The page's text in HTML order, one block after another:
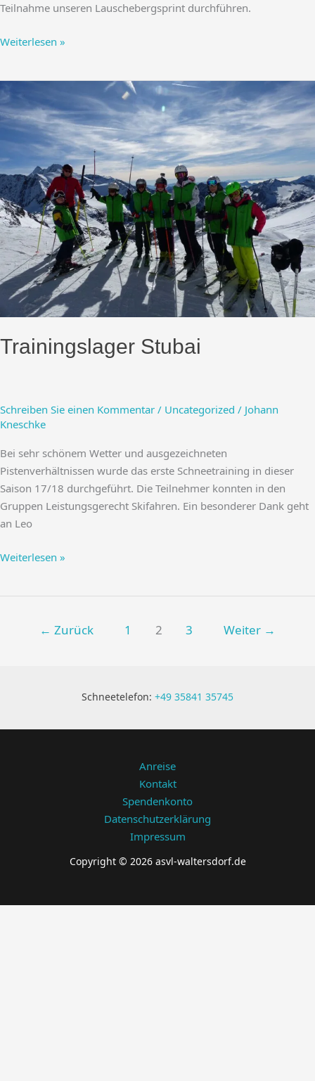
Teilnahme unseren Lauschebergsprint durchführen.
Lauschebergsprint
Weiterlesen »
Trainingslager Stubai
Schreiben Sie einen Kommentar / Uncategorized / Johann
Kneschke
Bei sehr schönem Wetter und ausgezeichneten
Pistenverhältnissen wurde das erste Schneetraining in dieser
Saison 17/18 durchgeführt. Die Teilnehmer konnten in den
Gruppen Leistungsgerecht Skifahren. Ein besonderer Dank geht
an Leo
Trainingslager
Weiterlesen »
← Zurück 1 2 3 Weiter →
Schneetelefon: +49 35841 35745
Anreise
Kontakt
Spendenkonto
Datenschutzerklärung
Impressum
Copyright © 2026 asvl-waltersdorf.de